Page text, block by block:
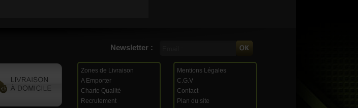
Newsletter :
Zones de Livraison
A Emporter
Charte Qualité
Recrutement
Mentions Légales
C.G.V
Contact
Plan du site